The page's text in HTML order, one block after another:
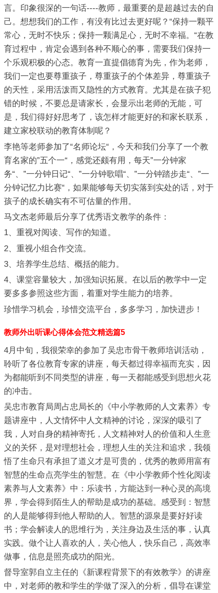
言。印象很深的一句话----教师，最重要的是超越过去的自
己。想想我们的工作，有没有比过去更好呢？“保持一颗平
常心，无时不快乐；保持一颗满足心，无时不幸福。“在教
育过程中，肯定会遇到各种不顺心的事，需要我们保持一
个乐观积极的心态。教育一直提倡德育为先，作为老师，
我们一定也要尊重孩子，尊重孩子的个体差异，尊重孩子
的天性，采用活泼而又隐性的方式教育。尤其是在孩子犯
错的时候，不要总是请家长，会显示出老师的无能，可
是，我们得好好思考了，该怎样才能更好的和家长联系，
建立家校联动的教育体制呢？
李艳等老师参加了“名师论坛“，今天和我们分享了一个教
育名家的”五个一“，感觉还颇有用，每天”一分钟家
务“、”一分钟日记“、”一分钟歌唱“、”一分钟踏步走“、”一
分钟记忆力比赛“，如果能够每天切实落到实处的话，对于
孩子的成长确实有不可估量的作用。
马文杰老师最后分享了优秀语文教学的条件：
1、重视对阅读、写作的知道。
2、重视小组合作交流。
3、培养学生总结、概括的能力。
4、课堂容量较大，加强知识拓展。在以后的教学中一定
要多多参照这些方面，着重对学生能力的培养。
珍惜学习机会，珍惜交流平台，多多学习，加快进步！
教师外出听课心得体会范文精选篇5
4月中旬，我很荣幸的参加了吴忠市骨干教师培训活动，
聆听了各位教育专家的讲座，每天都过得幸福而充实，因
为都能听到不同类型的讲座，每一天都能感受到思想火花
的冲击。
吴忠市教育局周占忠局长的《中小学教师的人文素养》专
题讲座中，人文情怀中人文精神的讨论，深深的吸引了
我，人对自身的精神寄托，人文精神对人的价值和人生意
义的关怀，是对理想社会，理想人生的关注和追求，我领
悟了生命只有承担了道义才是可贵的，优秀的教师用富有
智慧的生命点亮学生的智慧。在《中小学教师个性化阅读
素养与人文素养》中：乐读书，方能达到一种心灵的高境
界，学会得到陌生人的帮助是成功的基础。感受到：智慧
的人是能够得到他人帮助的人。智慧的源泉是要好好读
书；学会解读人的思维行为，关注身边及生活的事，认真
实践。做个让人喜欢的人，关心他人，快乐自己，高效率
做事，信息是照亮成功的阳光。
督导室郭自立主任的《新课程背景下的有效教学》的讲座
中，对老师的教和学生的学做了深入的分析，倡导在课堂